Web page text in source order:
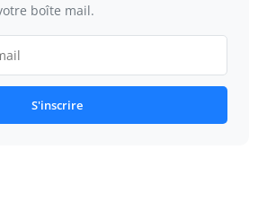
boîte mail.
S'inscrire